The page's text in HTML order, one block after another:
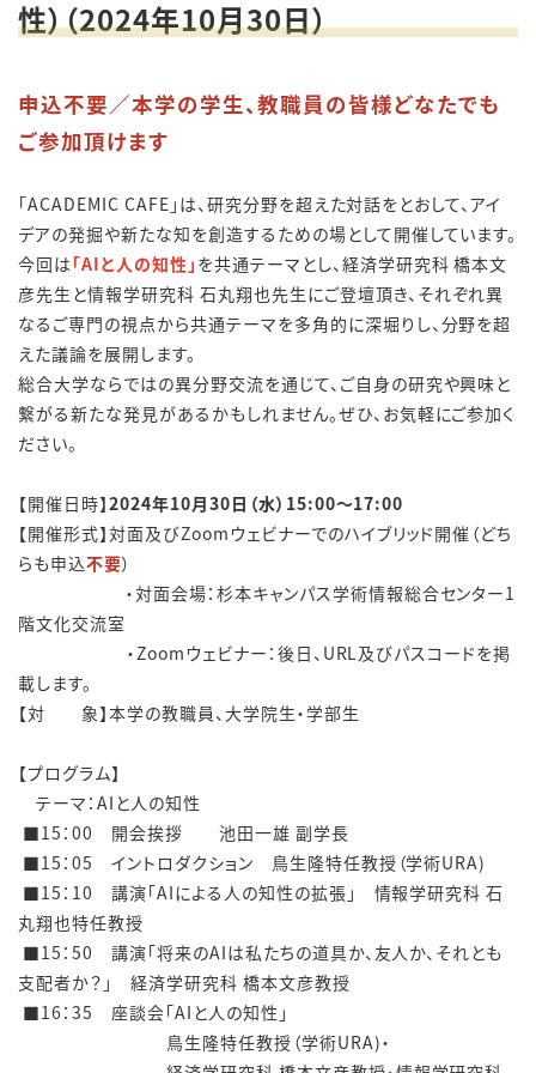
性）（2024年10月30日）
申込不要／本学の学生、教職員の皆様どなたでも
ご参加頂けます
「ACADEMIC CAFE」は、研究分野を超えた対話をとおして、アイ
デアの発掘や新たな知を創造するための場として開催しています。
​今回は 「AIと人の知性」 を共通テーマとし、経済学研究科 橋本文
彦先生と情報学研究科 石丸翔也先生にご登壇頂き、それぞれ異
なるご専門の視点から共通テーマを多角的に深堀りし、分野を超
えた議論を展開します。
総合大学ならではの異分野交流を通じて、ご自身の研究や興味と
繋がる新たな発見があるかもしれません。ぜひ、お気軽にご参加く
ださい。
​​​【開催日時】2024年10月30日（水）15:00～17:00
​​【​開催形式】対面及びZoomウェビナーでのハイブリッド開催（どち
らも申込不要）
・対面会場：杉本キャンパス学術情報総合センター1
階文化交流室
・Zoomウェビナー：後日、URL及びパスコードを掲
載します。
【対 象】本学の教職員、大学院生・学部生
​【プログラム】
テーマ： AIと人の知性
■15：00 開会挨拶 池田一雄 副学長
■15：05 イントロダクション 鳥生隆特任教授（学術URA)​​
■15：10 講演「AIによる人の知性の拡張」 情報学研究科 石
丸翔也特任教授
​​ ■15：50 講演「将来のAI​は私たちの道具か、友人か、それとも
支配者か？」​ 経済学研究科 橋本文彦教授
■16：35 座談会「AIと人の知性」
鳥生隆特任教授（学術URA)・